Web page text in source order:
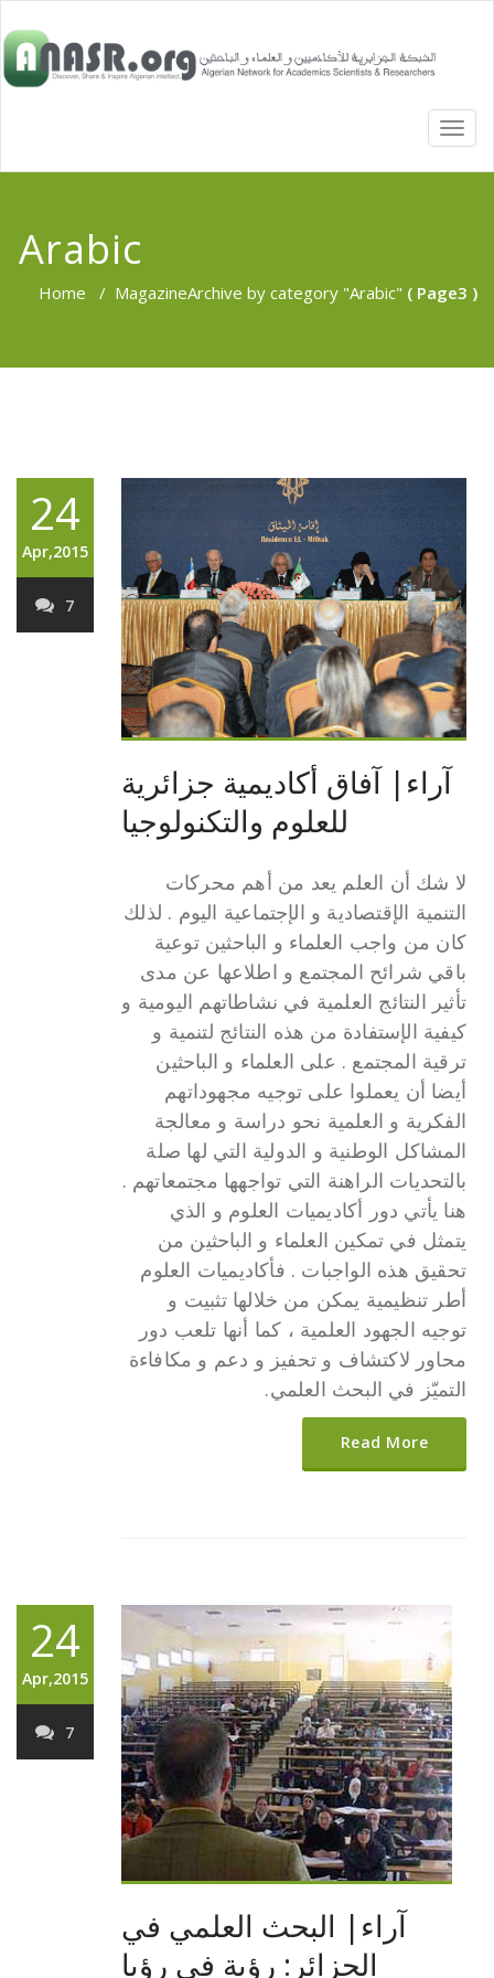
Arabic
Home / MagazineArchive by category "Arabic" ( Page3 )
24
Apr,2015
7
آراء| آفاق أكاديمية جزائرية
للعلوم والتكنولوجيا
لا شك أن العلم يعد من أهم محركات
التنمية الإقتصادية و الإجتماعية اليوم . لذلك
كان من واجب العلماء و الباحثين توعية
باقي شرائح المجتمع و اطلاعها عن مدى
تأثير النتائج العلمية في نشاطاتهم اليومية و
كيفية الإستفادة من هذه النتائج لتنمية و
ترقية المجتمع . على العلماء و الباحثين
أيضا أن يعملوا على توجيه مجهوداتهم
الفكرية و العلمية نحو دراسة و معالجة
المشاكل الوطنية و الدولية التي لها صلة
بالتحديات الراهنة التي تواجهها مجتمعاتهم .
هنا يأتي دور أكاديميات العلوم و الذي
يتمثل في تمكين العلماء و الباحثين من
تحقيق هذه الواجبات . فأكاديميات العلوم
أطر تنظيمية يمكن من خلالها تثبيت و
توجيه الجهود العلمية ، كما أنها تلعب دور
محاور لاكتشاف و تحفيز و دعم و مكافاءة
التميّز في البحث العلمي.
Read More
24
Apr,2015
7
آراء| البحث العلمي في
الجزائر: رؤية في رؤيا